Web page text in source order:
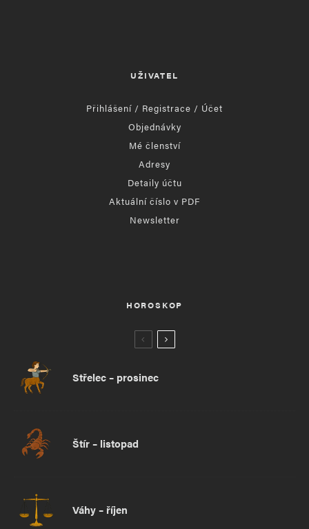
UŽIVATEL
Přihlášení / Registrace / Účet
Objednávky
Mé členství
Adresy
Detaily účtu
Aktuální číslo v PDF
Newsletter
HOROSKOP
Střelec – prosinec
Štír – listopad
Váhy – říjen